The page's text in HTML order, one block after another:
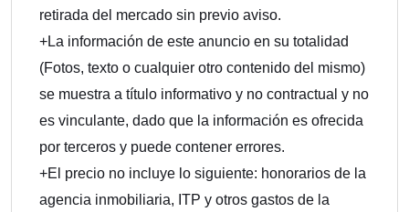
retirada del mercado sin previo aviso.
+La información de este anuncio en su totalidad
(Fotos, texto o cualquier otro contenido del mismo)
se muestra a título informativo y no contractual y no
es vinculante, dado que la información es ofrecida
por terceros y puede contener errores.
+El precio no incluye lo siguiente: honorarios de la
agencia inmobiliaria, ITP y otros gastos de la